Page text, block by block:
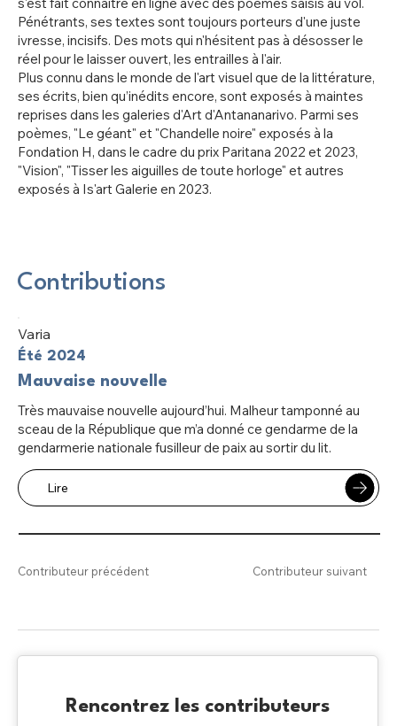
Pénétrants, ses textes sont toujours porteurs d'une juste
ivresse, incisifs. Des mots qui n'hésitent pas à désosser le
réel pour le laisser ouvert, les entrailles à l'air.
Plus connu dans le monde de l'art visuel que de la littérature,
ses écrits, bien qu’inédits encore, sont exposés à maintes
reprises dans les galeries d'Art d'Antananarivo. Parmi ses
poèmes, "Le géant" et "Chandelle noire" exposés à la
Fondation H, dans le cadre du prix Paritana 2022 et 2023,
"Vision", "Tisser les aiguilles de toute horloge" et autres
exposés à Is'art Galerie en 2023.
Contributions
Varia
Été 2024
Mauvaise nouvelle
Très mauvaise nouvelle aujourd’hui. Malheur tamponné au
sceau de la République que m’a donné ce gendarme de la
gendarmerie nationale fusilleur de paix au sortir du lit.
Lire
Contributeur précédent Contributeur suivant
Rencontrez les contributeurs